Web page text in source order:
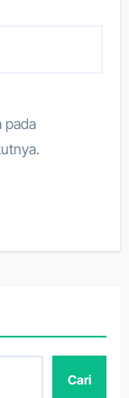
pada
Cari